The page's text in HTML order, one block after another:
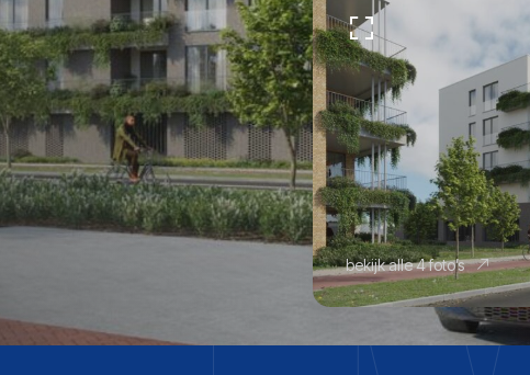
bekijk alle 4 foto’s